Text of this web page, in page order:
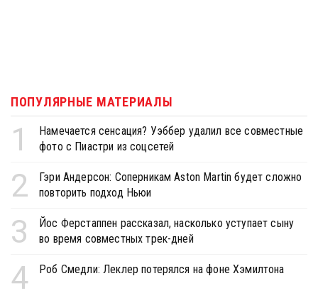
ПОПУЛЯРНЫЕ МАТЕРИАЛЫ
1
Намечается сенсация? Уэббер удалил все совместные
фото с Пиастри из соцсетей
2
Гэри Андерсон: Соперникам Aston Martin будет сложно
повторить подход Ньюи
3
Йос Ферстаппен рассказал, насколько уступает сыну
во время совместных трек-дней
4 Роб Смедли: Леклер потерялся на фоне Хэмилтона